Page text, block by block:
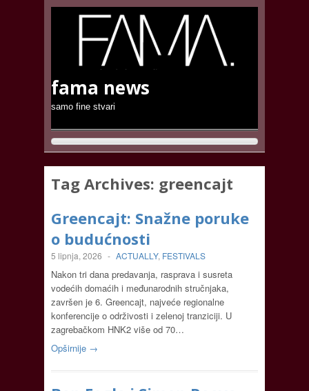
fama news
samo fine stvari
Tag Archives: greencajt
Greencajt: Snažne poruke
o budućnosti
5 lipnja, 2026 - ACTUALLY, FESTIVALS
Nakon tri dana predavanja, rasprava i susreta
vodećih domaćih i međunarodnih stručnjaka,
završen je 6. Greencajt, najveće regionalne
konferencije o održivosti i zelenoj tranziciji. U
zagrebačkom HNK2 više od 70…
Opširnije →